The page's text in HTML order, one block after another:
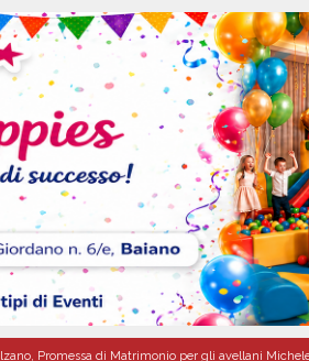
Promessa di Matrimonio per gli avellani